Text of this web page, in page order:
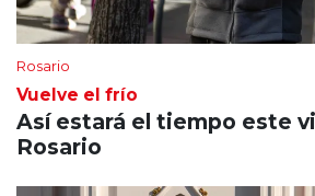
Rosario
Vuelve el frío
Así estará el tiempo este
Rosario